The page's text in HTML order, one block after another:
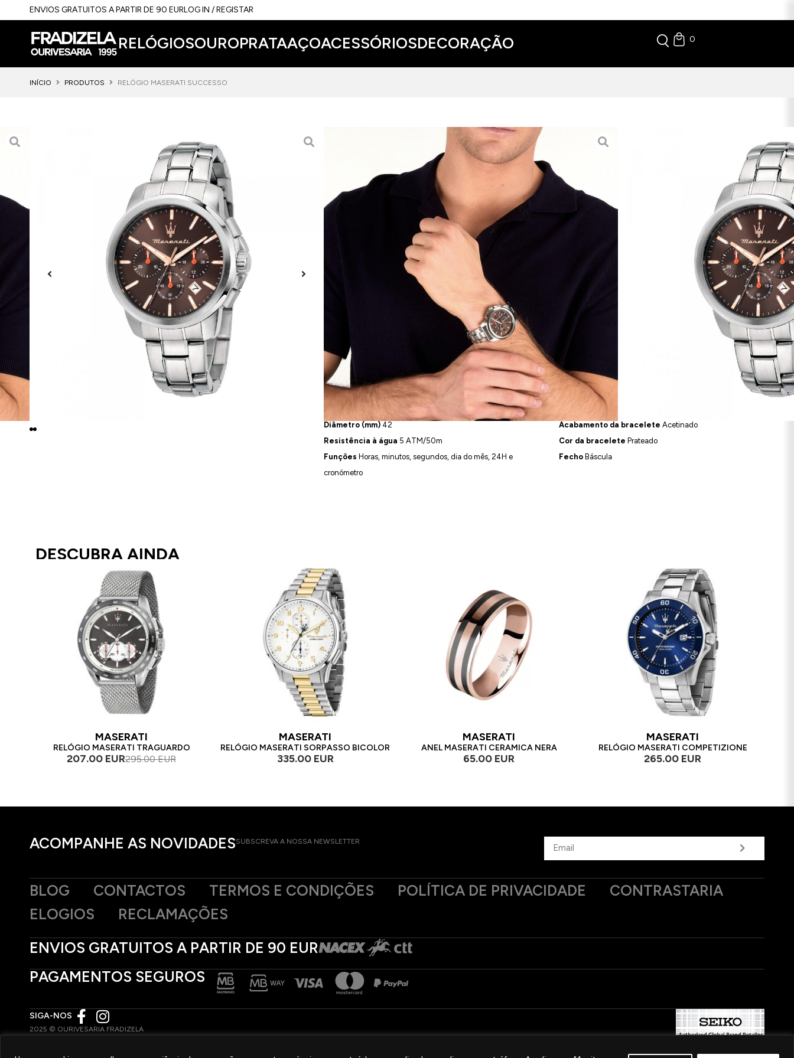
ENVIOS GRATUITOS A PARTIR DE 90 EURLOG IN / REGISTAR
RELÓGIOSOUROPRATAAÇOACESSÓRIOSDECORAÇÃO 0
INÍCIO PRODUTOS RELÓGIO MASERATI SUCCESSO
RELÓGIO MASERATI SUCCESSO
199.00 EUR
Este relógio Maserati Successo combina linhas desportivas com um mostrador castanho de elegância
contida. Um contraste equilibrado que acrescenta sobriedade e caráter ao ritmo acelerado do
ADICIONAR AOS FAVORITOS
Garantia
Movimento
Material
Aço Inoxidável
AcabamentoAcetinado
Cor
Prateado
Diâmetro (mm)42
Resistência à água 5 ATM/50m
Funções Horas, minutos, segundos, dia do mês, 24H e
cronómetro
Forma do mostrador
Vidro
Mineral
Acabamento da bracelete Acetinado
Cor da bracelete Prateado
FechoBáscula
DESCUBRA AINDA
MASERATI
RELÓGIO MASERATI TRAGUARDO
207.00 EUR295.00 EUR
MASERATI
RELÓGIO MASERATI SORPASSO BICOLOR
335.00 EUR
MASERATI
ANEL MASERATI CERAMICA NERA
65.00 EUR
MASERATI
RELÓGIO MASERATI COMPETIZIONE
265.00 EUR
ACOMPANHE AS NOVIDADESSUBSCREVA A NOSSA NEWSLETTER
BLOG CONTACTOS TERMOS E CONDIÇÕES POLÍTICA DE PRIVACIDADE
CONTRASTARIA
ELOGIOS
RECLAMAÇÕES
ENVIOS GRATUITOS A PARTIR DE 90 EUR
PAGAMENTOS SEGUROS
SIGA-NOS
2025 © OURIVESARIA FRADIZELA